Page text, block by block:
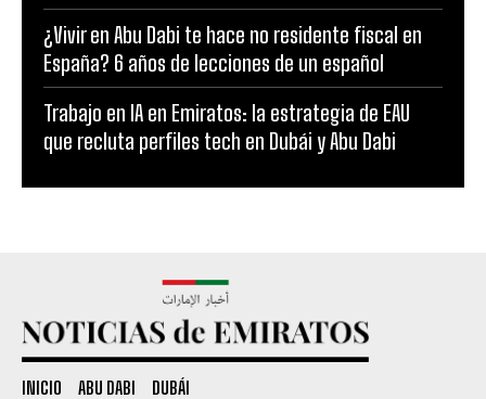
¿Vivir en Abu Dabi te hace no residente fiscal en
España? 6 años de lecciones de un español
Trabajo en IA en Emiratos: la estrategia de EAU
que recluta perfiles tech en Dubái y Abu Dabi
INICIO ABU DABI DUBÁI